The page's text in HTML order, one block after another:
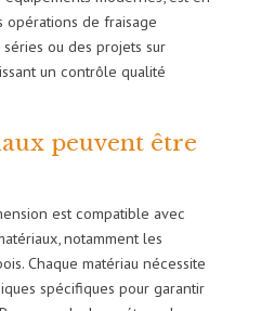
opérations de fraisage
ou des projets sur
un contrôle qualité
peuvent être
est compatible avec
notamment les
Chaque matériau nécessite
spécifiques pour garantir